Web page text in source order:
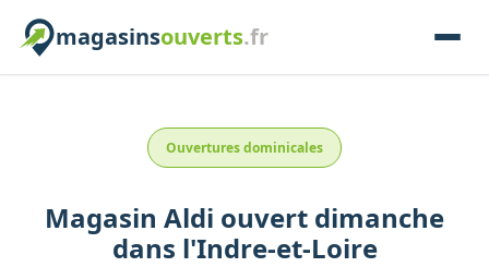
magasinsouverts.fr
Ouvertures dominicales
Magasin Aldi ouvert dimanche
dans l'Indre-et-Loire